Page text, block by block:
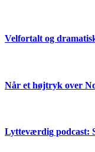
Velfortalt og
Når et højtryk over
Lytteværdig podcast: